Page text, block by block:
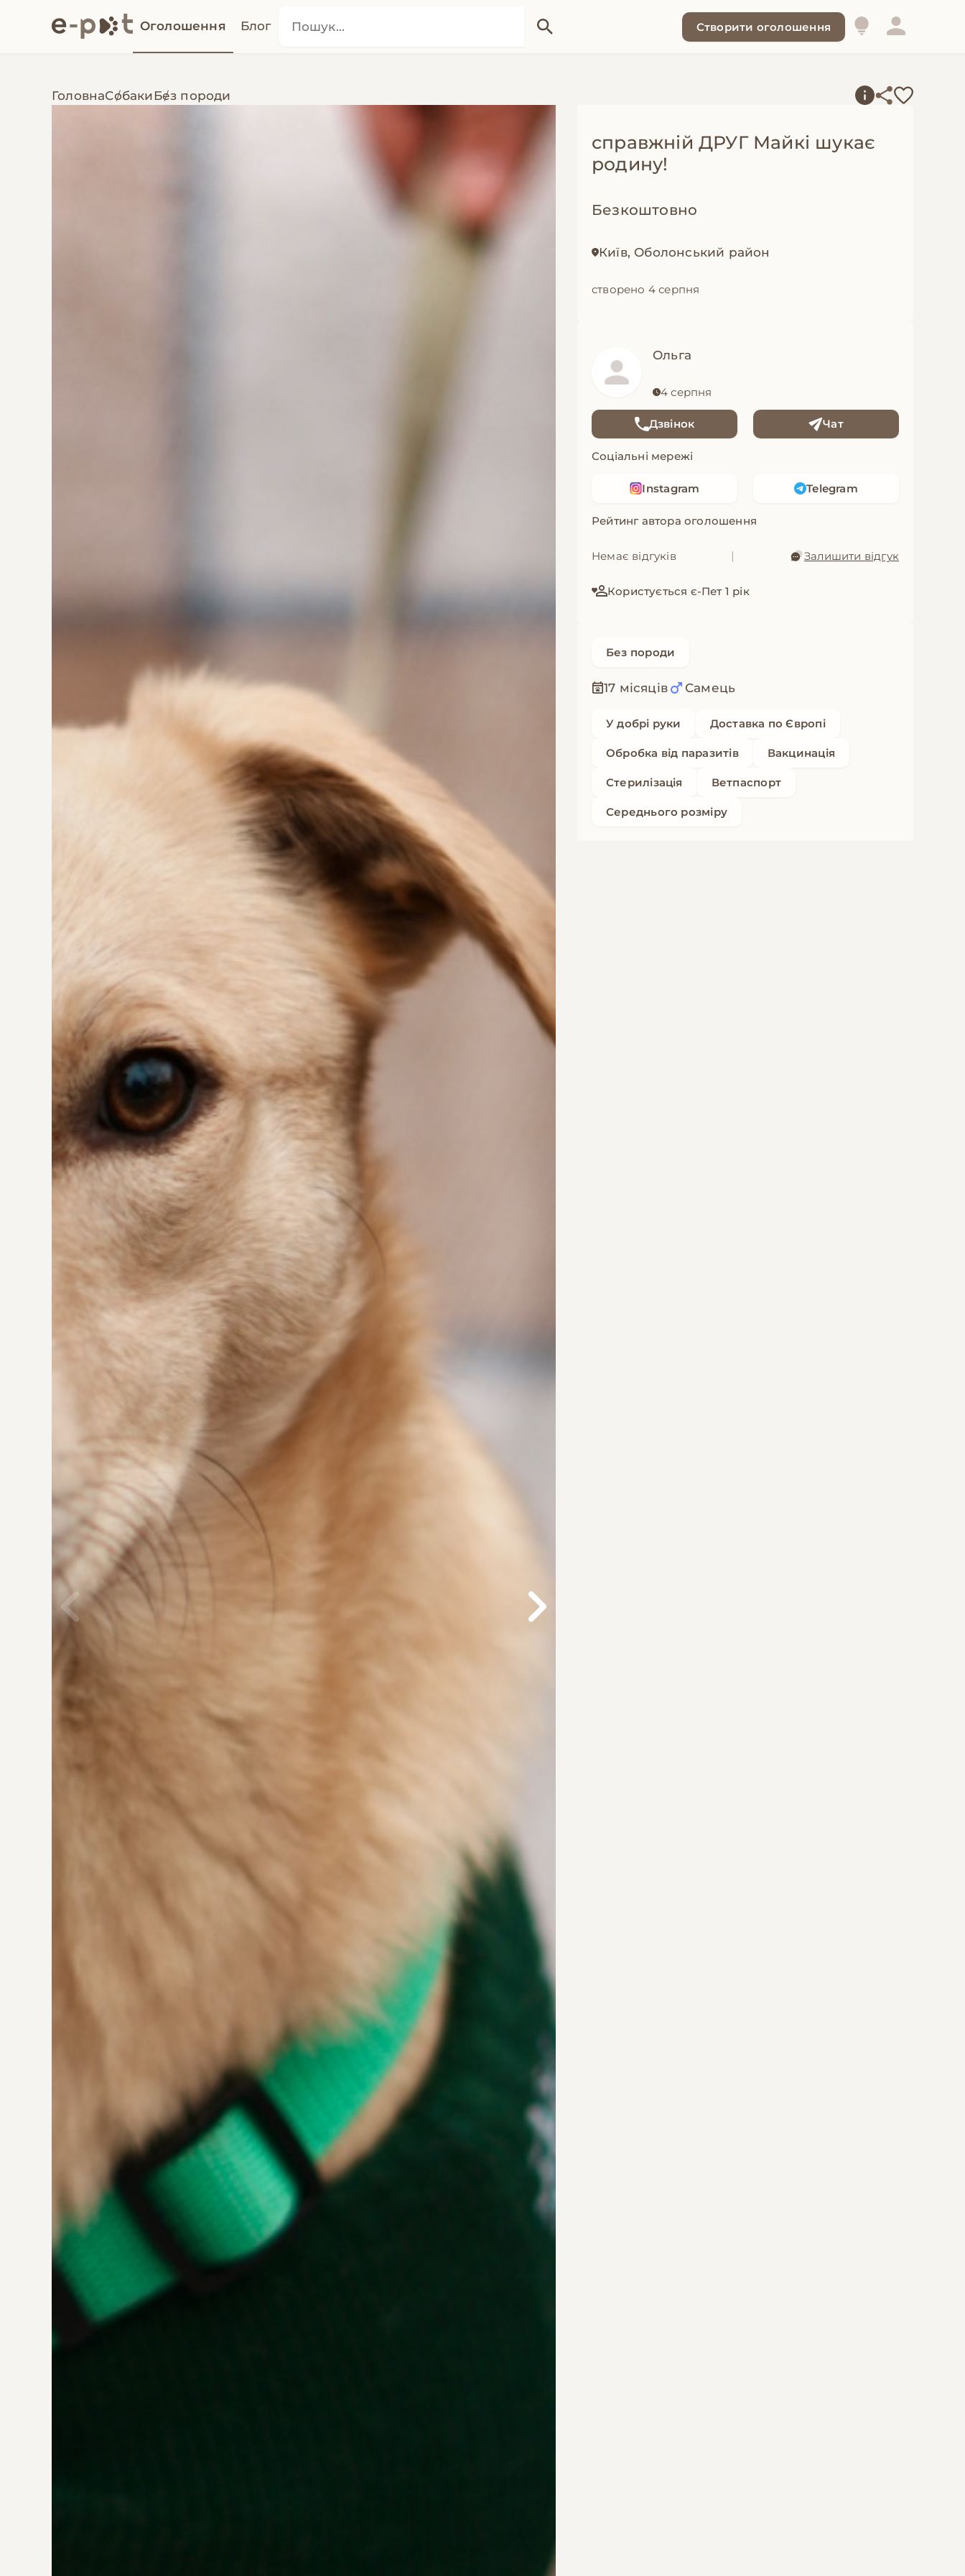
Оголошення Блог Створити оголошення
ГоловнаСобакиБез породи
справжній ДРУГ Майкі шукає
родину!
Безкоштовно
Київ, Оболонський район
створено 4 серпня
Ольга
4 серпня
Дзвінок Чат
Соціальні мережі
Instagram Telegram
Рейтинг автора оголошення
Немає відгуків | Залишити відгук
Користується є-Пет 1 рік
Без породи
17 місяців Самець
У добрі руки Доставка по Європі
Обробка від паразитів Вакцинація
Стерилізація Ветпаспорт
Середнього розміру